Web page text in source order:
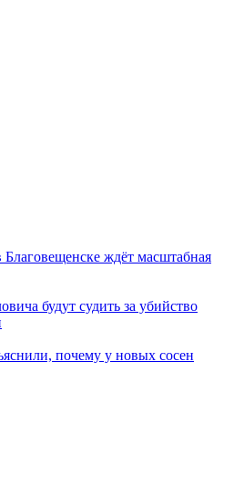
ждёт масштабная
будут судить за убийство
почему у новых сосен